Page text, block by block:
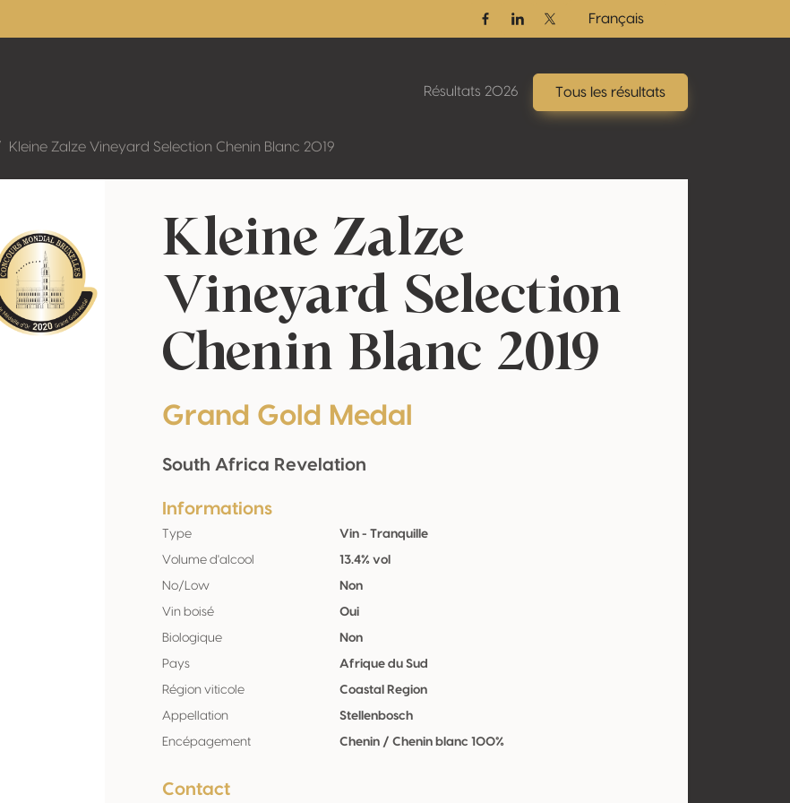
FacebookLinkedinTwitter / X
Français
Résultats 2026 Tous les résultats
Kleine Zalze Vineyard Selection Chenin Blanc 2019
Kleine Zalze
Vineyard Selection
Chenin Blanc 2019
Grand Gold Medal
South Africa Revelation
Informations
Type Vin - Tranquille
Volume d'alcool 13.4% vol
No/Low Non
Vin boisé Oui
Biologique Non
Pays Afrique du Sud
Région viticole Coastal Region
Appellation Stellenbosch
Encépagement Chenin / Chenin blanc 100%
Contact